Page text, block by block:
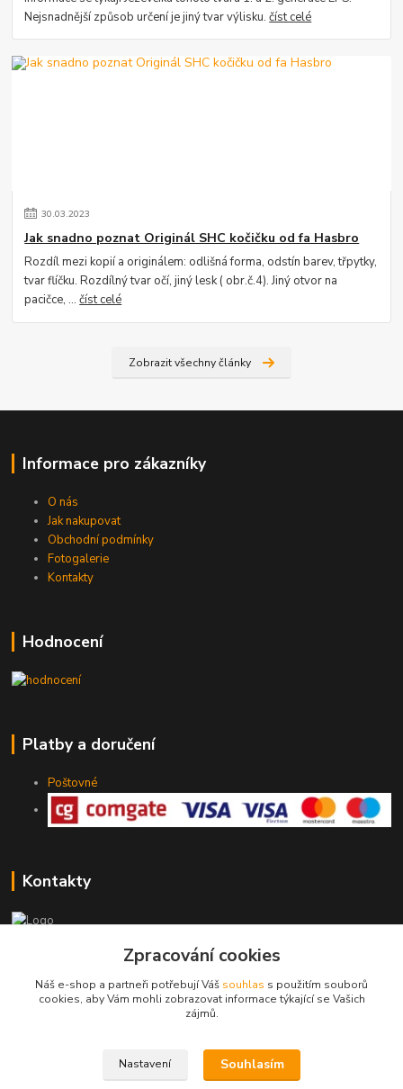
Nejsnadnější způsob určení je jiný tvar výlisku.číst celé
30.03.2023
Jak snadno poznat Originál SHC kočičku od fa Hasbro
Rozdíl mezi kopií a originálem: odlišná forma, odstín barev, třpytky,
tvar flíčku. Rozdílný tvar očí, jiný lesk ( obr.č.4). Jiný otvor na
pacičce, ...číst celé
Zobrazit všechny články
Informace pro zákazníky
O nás
Jak nakupovat
Obchodní podmínky
Fotogalerie
Kontakty
Hodnocení
Platby a doručení
Poštovné
Kontakty
rodinny.bazarek@seznam.cz
Zpracování cookies
Náš e-shop a partneři potřebují Váš souhlas s použitím souborů
cookies, aby Vám mohli zobrazovat informace týkající se Vašich
zájmů.
Nastavení Souhlasím